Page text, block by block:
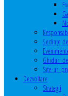
Şedinţe
Ghiduri
Site-uri
Dezvoltare
Strategii